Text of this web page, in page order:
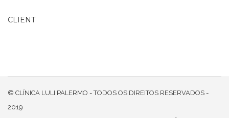
CLIENT
©‎ CLÍNICA LULI PALERMO - TODOS OS DIREITOS RESERVADOS -
2019